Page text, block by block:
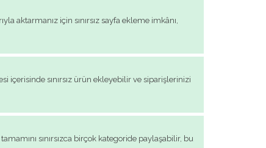
aktarmanız için sınırsız sayfa ekleme imkânı,
içerisinde sınırsız ürün ekleyebilir ve siparişlerinizi
sınırsızca birçok kategoride paylaşabilir, bu